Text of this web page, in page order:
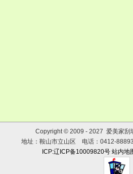
Copyright © 2009 - 2027 爱美家
地址：鞍山市立山区 电话：0412-
ICP:辽ICP备10009820号 站内地